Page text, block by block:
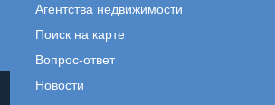
Агентства недвижимости
Поиск на карте
Вопрос-ответ
Новости